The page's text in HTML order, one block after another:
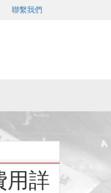
聯繫我們
用詳